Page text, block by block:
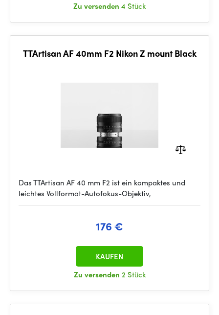
Zu versenden 4 Stück
TTArtisan AF 40mm F2 Nikon Z mount Black
Das TTArtisan AF 40 mm F2 ist ein kompaktes und
leichtes Vollformat-Autofokus-Objektiv,
176 €
Zu versenden 2 Stück
KAUFEN